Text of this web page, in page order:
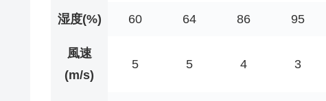
湿度(%) 60 64 86 95
風速
(m/s)
5 5 4 3